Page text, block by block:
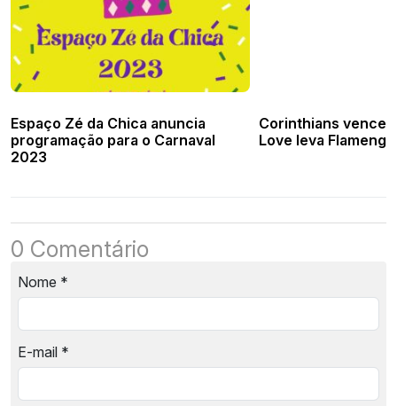
Espaço Zé da Chica anuncia
programação para o Carnaval
2023
Corinthians vence,
Love leva
0 Comentário
Nome *
E-mail *